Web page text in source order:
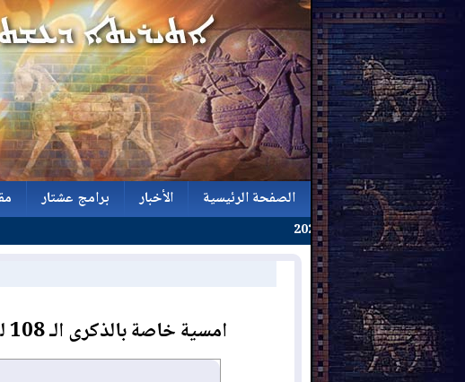
الصفحة الرئيسية
الصفحة الرئيسية
الأخبار
برامج عشتار
امسية خاصة بالذكرى الـ 108 للابادة الجماعية للارمن / دهوك